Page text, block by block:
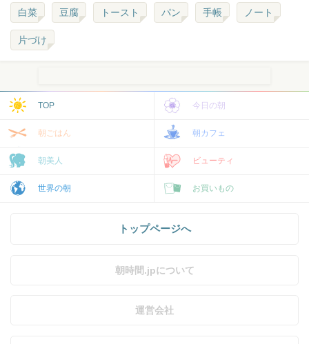
白菜 豆腐 トースト パン 手帳 ノート
片づけ
TOP 今日の朝
朝ごはん 朝カフェ
朝美人 ビューティ
世界の朝 お買いもの
トップページへ
朝時間.jpについて
運営会社